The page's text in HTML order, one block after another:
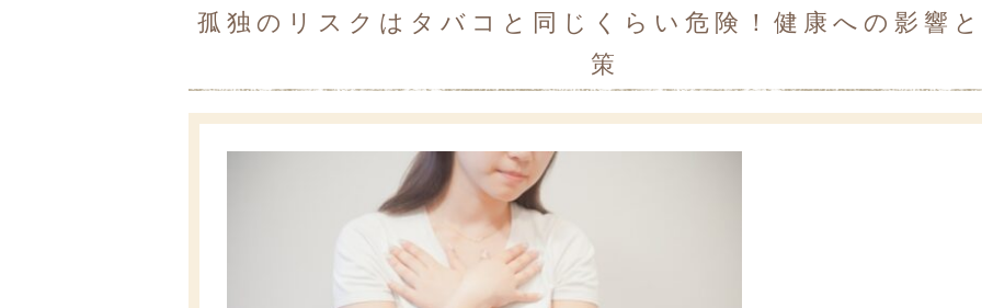
孤独のリスクはタバコと同じくらい危険！健康への影響
策